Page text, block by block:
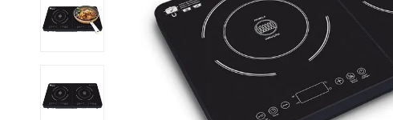
º microondas
12000